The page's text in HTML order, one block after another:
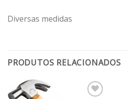
Diversas medidas
PRODUTOS RELACIONADOS